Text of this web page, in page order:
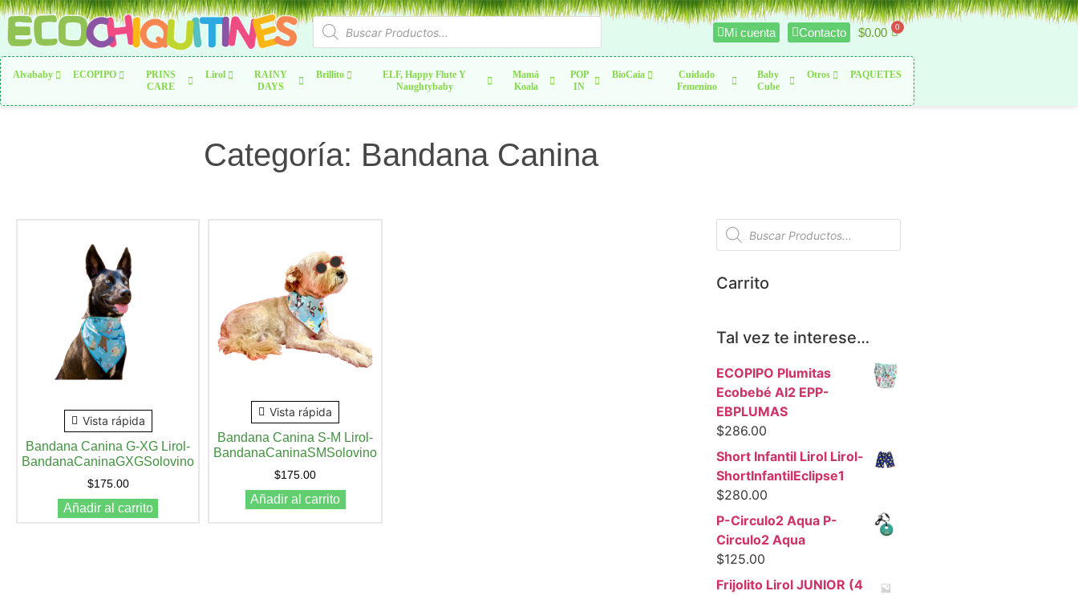
Mi cuenta Contacto $0.00
Alvababy ECOPIPO
PRINS
CARE
Lirol
RAINY
DAYS
Brillito
ELF, Happy Flute Y
Naughtybaby
Mamá
Koala
POP
IN
BioCaia
Cuidado
Femenino
Baby
Cube
Otros PAQUETES
Categoría: Bandana Canina
Vista rápida
Bandana Canina G-XG Lirol-
BandanaCaninaGXGSolovino
$175.00
Añadir al carrito
Vista rápida
Bandana Canina S-M Lirol-
BandanaCaninaSMSolovino
$175.00
Añadir al carrito
Carrito
Tal vez te interese…
ECOPIPO Plumitas
Ecobebé AI2 EPP-
EBPLUMAS
$286.00
Short Infantil Lirol Lirol-
ShortInfantilEclipse1
$280.00
P-Circulo2 Aqua P-
Circulo2 Aqua
$125.00
Frijolito Lirol JUNIOR (4